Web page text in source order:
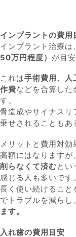
インプラントの費用
インプラント治療は
50万円程度） が目
これは手術費用、人
作費などを合算した
す。
骨造成やサイナスリ
乗せされることもあ
メリットと費用対効
高額にはなりますが、
削らなくて済むとい
感じる人も多いです。
長く使い続けること
でトラブルを減らし、
ます。
入れ歯の費用目安